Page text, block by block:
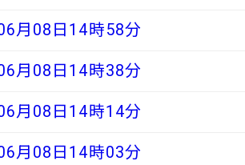
月08日14時58分
月08日14時38分
月08日14時14分
月08日14時03分